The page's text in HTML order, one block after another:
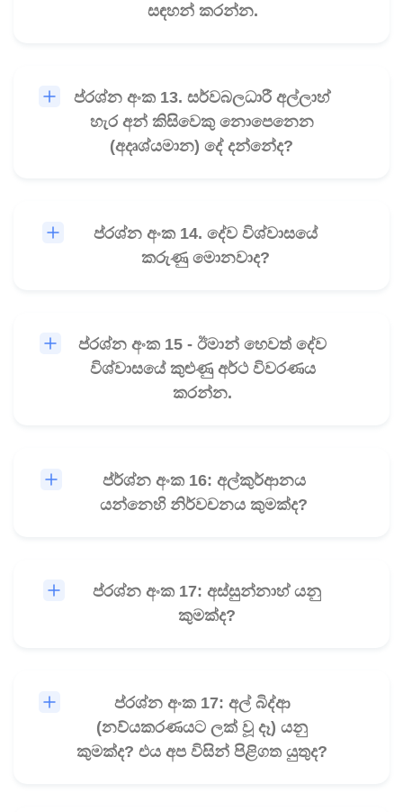
සඳහන් කරන්න.
ප්රශ්න අංක 13. සර්වබලධාරී අල්ලාහ්
හැර අන් කිසිවෙකු නොපෙනෙන
(අදෘශ්යමාන) දේ දන්නේද?
ප්රශ්න අංක 14. දේව විශ්වාසයේ
කරුණු මොනවාද?
ප්රශ්න අංක 15 - ඊමාන් හෙවත් දේව
විශ්වාසයේ කුළුණු අර්ථ විවරණය
කරන්න.
ප්ර්ශ්න අංක 16: අල්කුර්ආනය
යන්නෙහි නිර්වචනය කුමක්ද?
ප්රශ්න අංක 17: අස්සුන්නාහ් යනු
කුමක්ද?
ප්රශ්න අංක 17: අල් බිද්ආ
(නව්යකරණයට ලක් වූ දෑ) යනු
කුමක්ද? එය අප විසින් පිළිගත යුතුද?